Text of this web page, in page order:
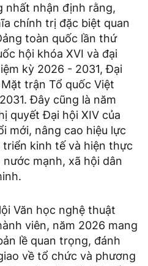
nhất nhận định rằng,
chính trị đặc biệt quan
toàn quốc lần thứ
hội khóa XVI và đại
kỳ 2026 - 2031, Đại
trận Tổ quốc Việt
Đây cũng là năm
quyết Đại hội XIV của
mới, nâng cao hiệu lực
kinh tế và hiện thực
mạnh, xã hội dân
Văn học nghệ thuật
viên, năm 2026 mang
lề quan trọng, đánh
về tổ chức và phương